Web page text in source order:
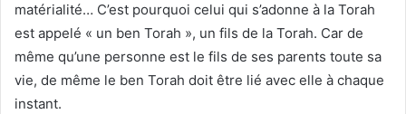
matérialité… C’est pourquoi celui qui s’adonne à la Torah
est appelé « un ben Torah », un fils de la Torah. Car de
même qu’une personne est le fils de ses parents toute sa
vie, de même le ben Torah doit être lié avec elle à chaque
instant.